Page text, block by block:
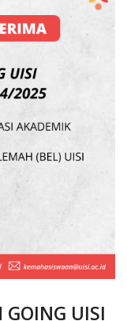
GOING UISI